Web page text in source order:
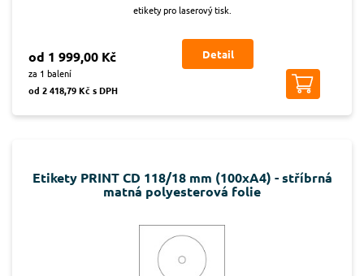
etikety pro laserový tisk.
od 1 999,00 Kč
za 1 balení
od 2 418,79 Kč s DPH
Detail
Etikety PRINT CD 118/18 mm (100xA4) - stříbrná
matná polyesterová folie